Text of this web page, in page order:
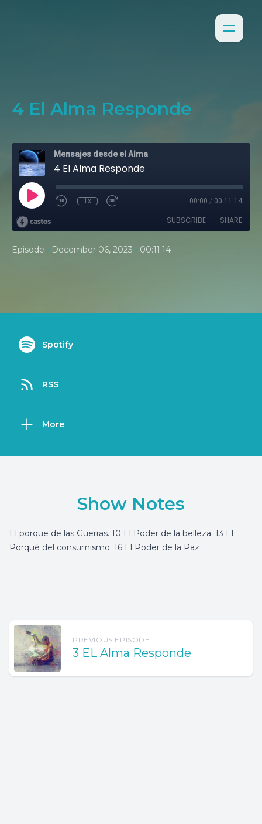
4 El Alma Responde
Mensajes desde el Alma
4 El Alma Responde
1x 00:00 / 00:11:14
SUBSCRIBE SHARE
Episode • December 06, 2023 • 00:11:14
Spotify
RSS
More
Show Notes
El porque de las Guerras. 10 El Poder de la belleza. 13 El
Porqué del consumismo. 16 El Poder de la Paz
PREVIOUS EPISODE
3 EL Alma Responde